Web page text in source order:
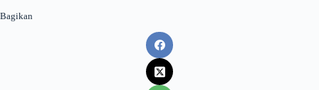
Bagikan